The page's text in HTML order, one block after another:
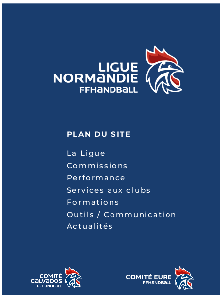
PLAN DU SITE
La Ligue
Commissions
Performance
Services aux clubs
Formations
Outils / Communication
Actualités